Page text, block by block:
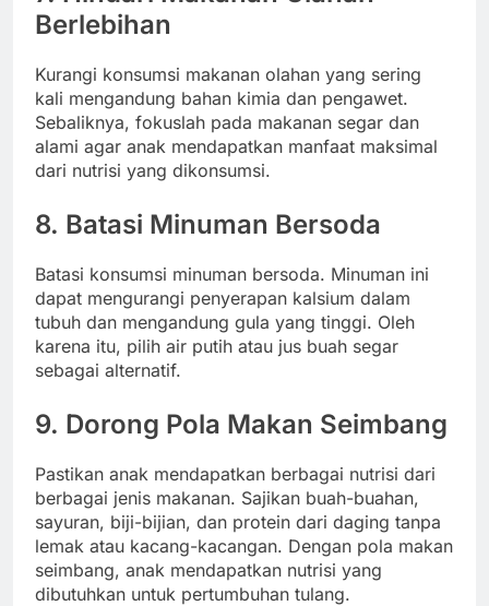
Berlebihan
Kurangi konsumsi makanan olahan yang sering
kali mengandung bahan kimia dan pengawet.
Sebaliknya, fokuslah pada makanan segar dan
alami agar anak mendapatkan manfaat maksimal
dari nutrisi yang dikonsumsi.
8. Batasi Minuman Bersoda
Batasi konsumsi minuman bersoda. Minuman ini
dapat mengurangi penyerapan kalsium dalam
tubuh dan mengandung gula yang tinggi. Oleh
karena itu, pilih air putih atau jus buah segar
sebagai alternatif.
9. Dorong Pola Makan Seimbang
Pastikan anak mendapatkan berbagai nutrisi dari
berbagai jenis makanan. Sajikan buah-buahan,
sayuran, biji-bijian, dan protein dari daging tanpa
lemak atau kacang-kacangan. Dengan pola makan
seimbang, anak mendapatkan nutrisi yang
dibutuhkan untuk pertumbuhan tulang.